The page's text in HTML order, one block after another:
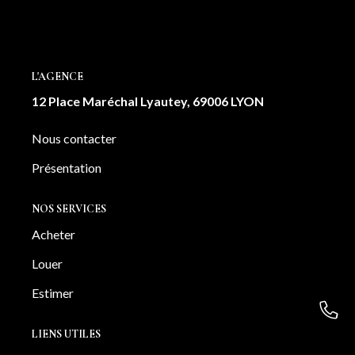
L'AGENCE
12 Place Maréchal Lyautey, 69006 LYON
Nous contacter
Présentation
NOS SERVICES
Acheter
Louer
Estimer
LIENS UTILES